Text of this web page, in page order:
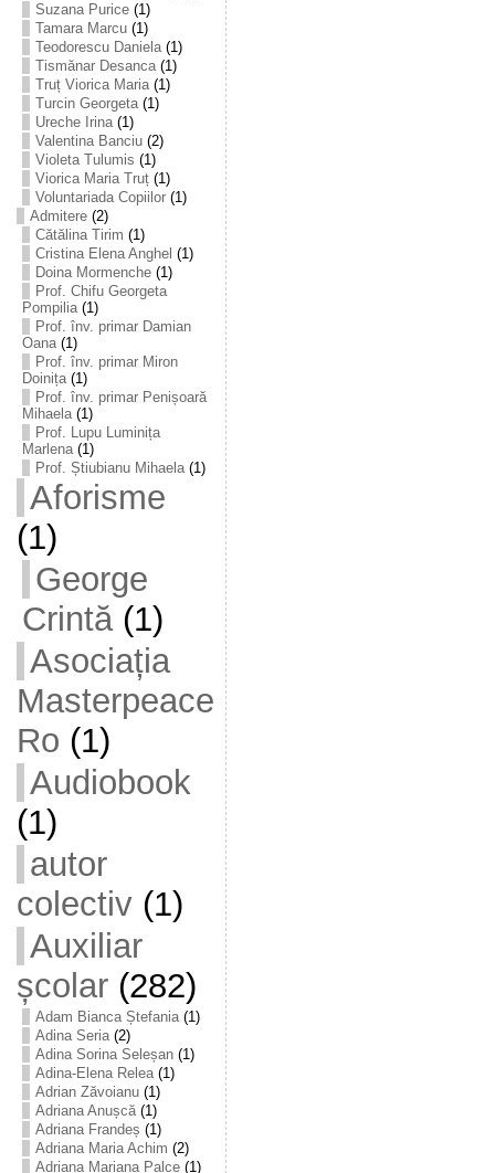
Suzana Purice(1)
Tamara Marcu(1)
Teodorescu Daniela(1)
Tismănar Desanca(1)
Truț Viorica Maria(1)
Turcin Georgeta(1)
Ureche Irina(1)
Valentina Banciu(2)
Violeta Tulumis (1)
Viorica Maria Truț(1)
Voluntariada Copiilor(1)
Admitere(2)
Cătălina Tirim (1)
Cristina Elena Anghel (1)
Doina Mormenche(1)
Prof. Chifu Georgeta
Pompilia(1)
Prof. înv. primar Damian
Oana(1)
Prof. înv. primar Miron
Doinița(1)
Prof. înv. primar Penișoară
Mihaela(1)
Prof. Lupu Luminița
Marlena(1)
Prof. Știubianu Mihaela(1)
Aforisme
(1)
George
Crintă(1)
Asociația
Masterpeace
Ro (1)
Audiobook
(1)
autor
colectiv(1)
Auxiliar
școlar(282)
Adam Bianca Ștefania(1)
Adina Seria(2)
Adina Sorina Seleșan(1)
Adina-Elena Relea(1)
Adrian Zăvoianu(1)
Adriana Anușcă(1)
Adriana Frandeș (1)
Adriana Maria Achim (2)
Adriana Mariana Palce(1)